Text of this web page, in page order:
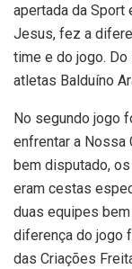
apertada da Sport
Jesus, fez a
time e do jogo.
atletas Balduíno
No segundo jogo
enfrentar a Nossa
bem disputado,
eram cestas
duas equipes
diferença do jogo
das Criações